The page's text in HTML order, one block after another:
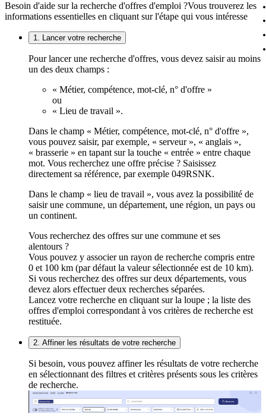
Besoin d'aide sur la recherche d'offres d'emploi ?Vous trouverez les
informations essentielles en cliquant sur l'étape qui vous intéresse
1. Lancer votre recherche
Pour lancer une recherche d'offres, vous devez saisir au moins
un des deux champs :
« Métier, compétence, mot-clé, n° d'offre »
ou
« Lieu de travail ».
Dans le champ « Métier, compétence, mot-clé, n° d'offre »,
vous pouvez saisir, par exemple, « serveur », « anglais »,
« brasserie » en tapant sur la touche « entrée » entre chaque
mot. Vous recherchez une offre précise ? Saisissez
directement sa référence, par exemple 049RSNK.
Dans le champ « lieu de travail », vous avez la possibilité de
saisir une commune, un département, une région, un pays ou
un continent.
Vous recherchez des offres sur une commune et ses
alentours ?
Vous pouvez y associer un rayon de recherche compris entre
0 et 100 km (par défaut la valeur sélectionnée est de 10 km).
Si vous recherchez des offres sur deux départements, vous
devez alors effectuer deux recherches séparées.
Lancez votre recherche en cliquant sur la loupe ; la liste des
offres d'emploi correspondant à vos critères de recherche est
restituée.
2. Affiner les résultats de votre recherche
Si besoin, vous pouvez affiner les résultats de votre recherche
en sélectionnant des filtres et critères présents sous les critères
de recherche.